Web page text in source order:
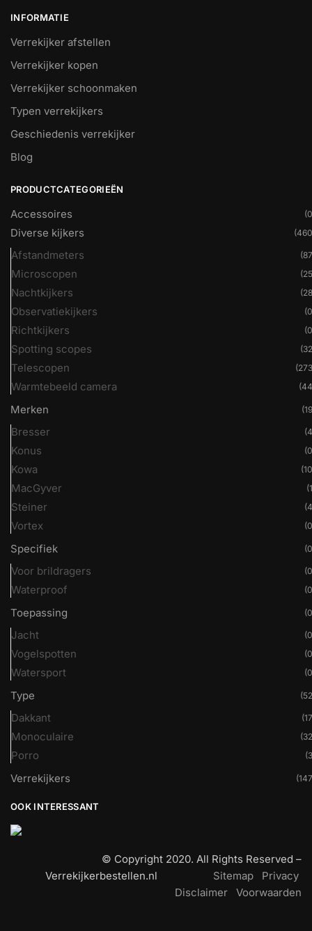
INFORMATIE
Verrekijker afstellen
Verrekijker kopen
Verrekijker schoonmaken
Typen verrekijkers
Geschiedenis verrekijker
Blog
PRODUCTCATEGORIEËN
Accessoires
Diverse kijkers
Afstandmeters
Microscopen
Nachtkijkers
Observatiekijkers
Richtkijkers
Spotting scopes
Telescopen
Warmtebeeld camera
Merken
Bresser
Konus
Kowa
MacGyver
Steiner
Vortex
Specifiek
Voor brildragers
Waterproof
Toepassing
Jacht
Vogelspotten
Watersport
Type
Dakkant
Monoculaire
Porro
Verrekijkers
OOK INTERESSANT
© Copyright 2020. All Rights Reserved –
Verrekijkerbestellen.nl Sitemap
Privacy
Disclaimer
Voorwaarden